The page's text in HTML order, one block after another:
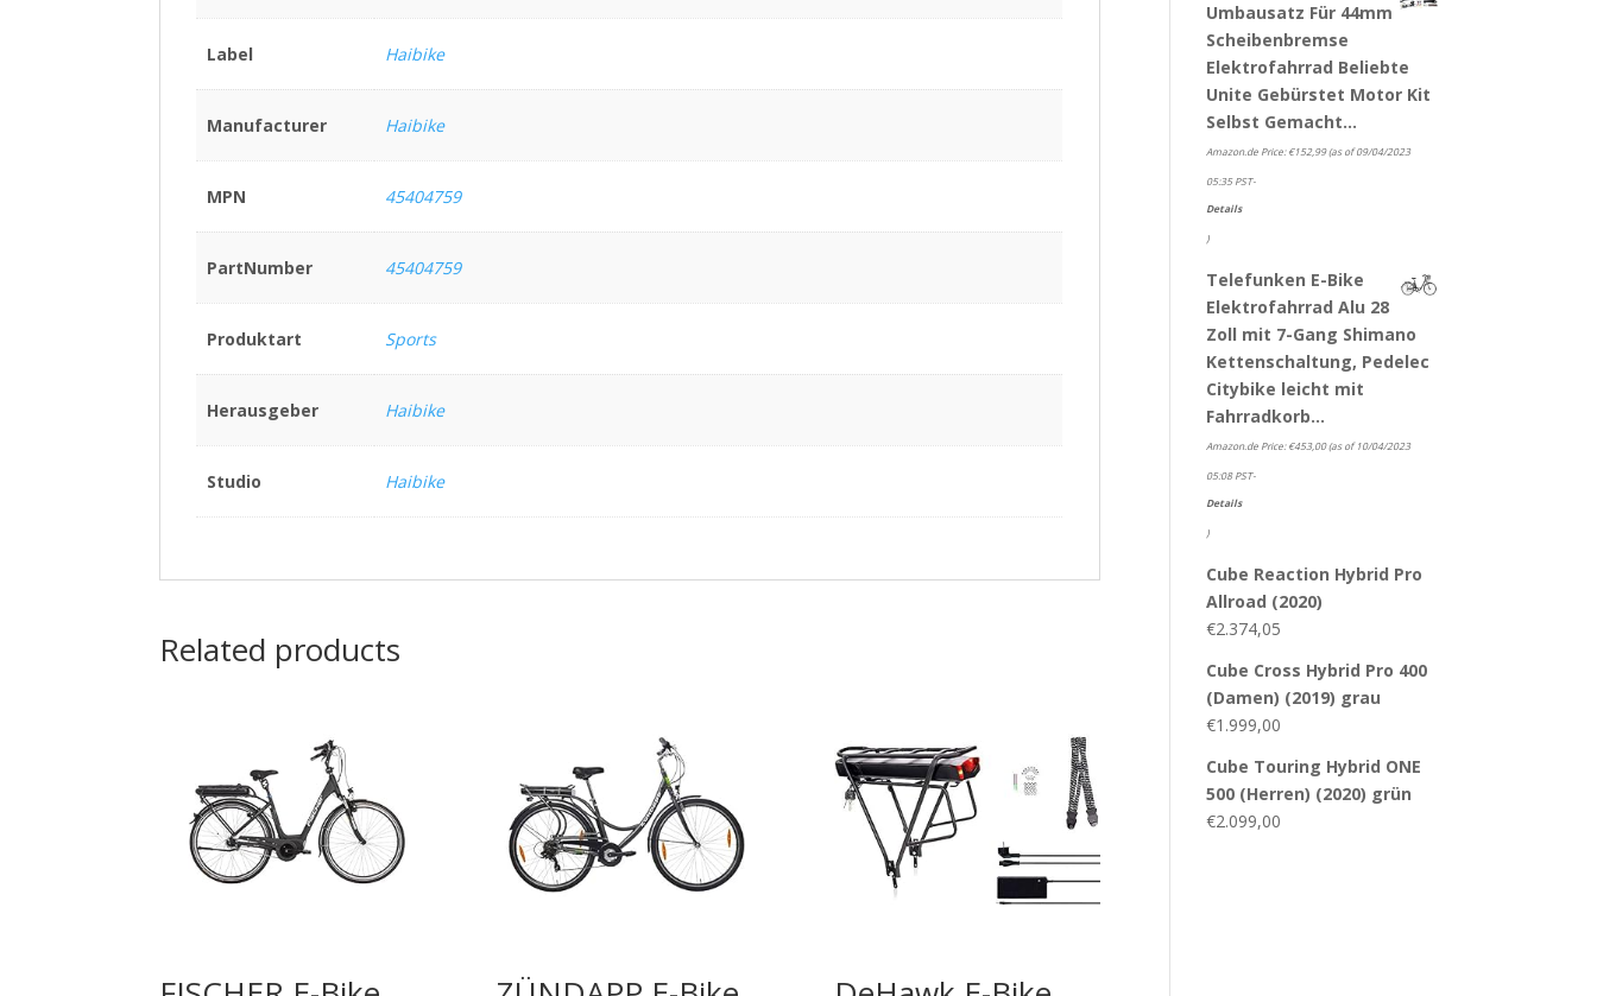
Label Haibike
Manufacturer Haibike
MPN 45404759
PartNumber 45404759
Produktart Sports
Herausgeber Haibike
Studio Haibike
Related products
Umbausatz Für 44mm
Scheibenbremse
Elektrofahrrad Beliebte
Unite Gebürstet Motor Kit
Selbst Gemacht…
Amazon.de Price:€152,99(as of 09/04/2023
05:35 PST-
Details
)
Telefunken E-Bike
Elektrofahrrad Alu 28
Zoll mit 7-Gang Shimano
Kettenschaltung, Pedelec
Citybike leicht mit
Fahrradkorb…
Amazon.de Price:€453,00(as of 10/04/2023
05:08 PST-
Details
)
Cube Reaction Hybrid Pro
Allroad (2020)
€2.374,05
Cube Cross Hybrid Pro 400
(Damen) (2019) grau
€1.999,00
Cube Touring Hybrid ONE
500 (Herren) (2020) grün
€2.099,00